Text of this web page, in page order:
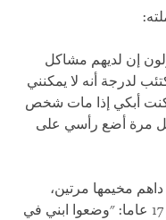
إن لديهم مشاكل
لدرجة أنه لا يمكنني
أبكي إذا مات شخص
كل مرة أضع رأسي على
إن الجيش داهم مخيمها مرتين،
واعتقل ذات مرة ابنها البالغ من العمر 17 عاما: "وضعوا ابني في